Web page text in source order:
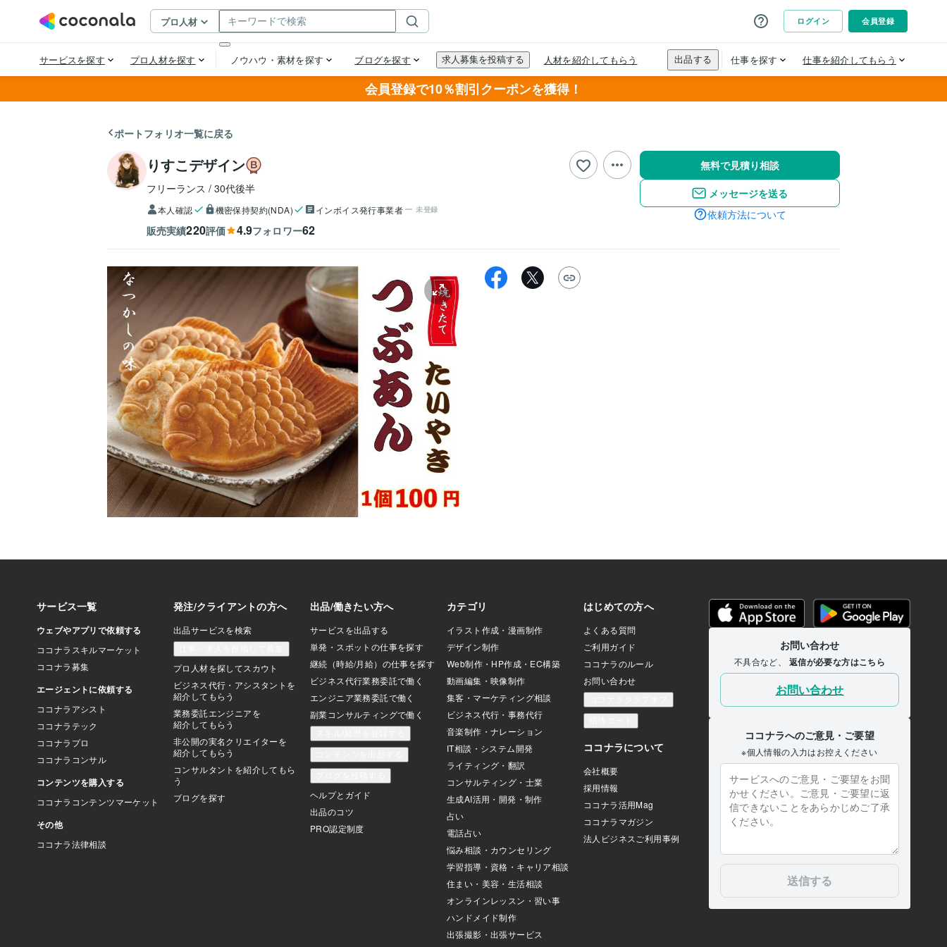
会員登録で10％割引クーポンを獲得！
ポートフォリオ一覧に戻る
りすこデザイン
フリーランス 30代後半
本人確認 機密保持契約(NDA) インボイス発行事業者 未登録
販売実績220評価 4.9フォロワー62
無料で見積り相談
メッセージを送る
依頼方法について